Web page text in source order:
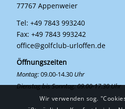
77767 Appenweier
Tel: +49 7843 993240
Fax: +49 7843 993242
office@golfclub-urloffen.de
Öffnungszeiten
Montag:09.00-14.30 Uhr
Dienstag bis Sonntag: 09.00-17.30 Uhr
Wir verwenden sog.